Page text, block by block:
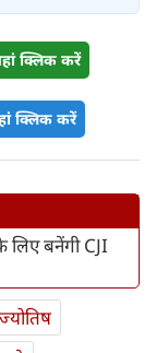
क्लिक करें
क्लिक करें
बनेंगी CJI
ज्योतिष